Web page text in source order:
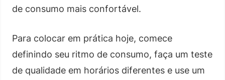
de consumo mais confortável.
Para colocar em prática hoje, comece
definindo seu ritmo de consumo, faça um teste
de qualidade em horários diferentes e use um